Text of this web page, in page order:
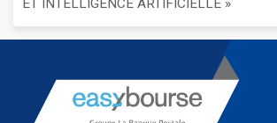
ET INTELLIGENCE ARTIFICIELLE »